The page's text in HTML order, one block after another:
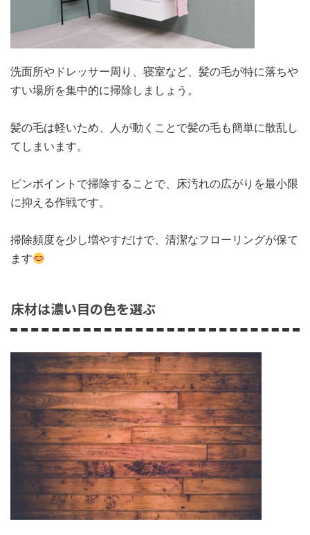
洗面所やドレッサー周り、寝室など、髪の毛が特に落ちや
すい場所を集中的に掃除しましょう。
髪の毛は軽いため、人が動くことで髪の毛も簡単に散乱し
てしまいます。
ピンポイントで掃除することで、床汚れの広がりを最小限
に抑える作戦です。
掃除頻度を少し増やすだけで、清潔なフローリングが保て
ます
床材は濃い目の色を選ぶ